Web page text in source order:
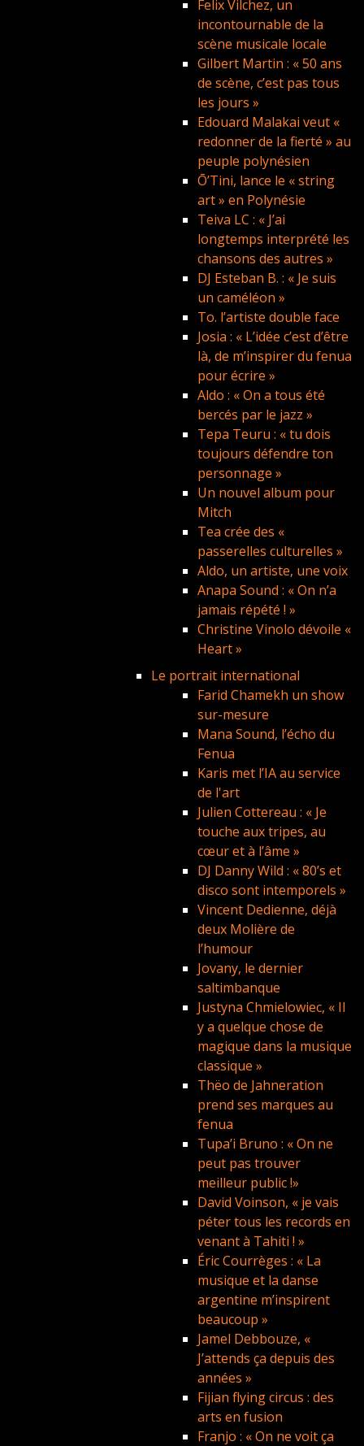
Felix Vilchez, un
incontournable de la
scène musicale locale
Gilbert Martin : « 50 ans
de scène, c’est pas tous
les jours »
Edouard Malakai veut «
redonner de la fierté » au
peuple polynésien
Ō’Tini, lance le « string
art » en Polynésie
Teiva LC : « J’ai
longtemps interprété les
chansons des autres »
DJ Esteban B. : « Je suis
un caméléon »
To. l’artiste double face
Josia : « L’idée c’est d’être
là, de m’inspirer du fenua
pour écrire »
Aldo : « On a tous été
bercés par le jazz »
Tepa Teuru : « tu dois
toujours défendre ton
personnage »
Un nouvel album pour
Mitch
Tea crée des «
passerelles culturelles »
Aldo, un artiste, une voix
Anapa Sound : « On n’a
jamais répété ! »
Christine Vinolo dévoile «
Heart »
Le portrait international
Farid Chamekh un show
sur-mesure
Mana Sound, l’écho du
Fenua
Karis met l’IA au service
de l'art
Julien Cottereau : « Je
touche aux tripes, au
cœur et à l’âme »
DJ Danny Wild : « 80’s et
disco sont intemporels »
Vincent Dedienne, déjà
deux Molière de
l’humour
Jovany, le dernier
saltimbanque
Justyna Chmielowiec, « Il
y a quelque chose de
magique dans la musique
classique »
Thëo de Jahneration
prend ses marques au
fenua
Tupa’i Bruno : « On ne
peut pas trouver
meilleur public !»
David Voinson, « je vais
péter tous les records en
venant à Tahiti ! »
Éric Courrèges : « La
musique et la danse
argentine m’inspirent
beaucoup »
Jamel Debbouze, «
J’attends ça depuis des
années »
Fijian flying circus : des
arts en fusion
Franjo : « On ne voit ça